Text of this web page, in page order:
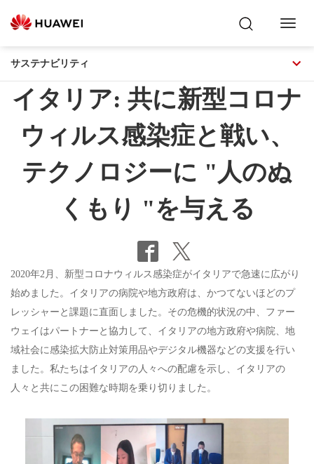
Toggle
サステナビリティ
イタリア: 共に新型コロナ
ウィルス感染症と戦い、
テクノロジーに "人のぬ
くもり "を与える
2020年2月、新型コロナウィルス感染症がイタリアで急速に広がり
始めました。イタリアの病院や地方政府は、かつてないほどのプ
レッシャーと課題に直面しました。その危機的状況の中、ファー
ウェイはパートナーと協力して、イタリアの地方政府や病院、地
域社会に感染拡大防止対策用品やデジタル機器などの支援を行い
ました。私たちはイタリアの人々への配慮を示し、イタリアの
人々と共にこの困難な時期を乗り切りました。